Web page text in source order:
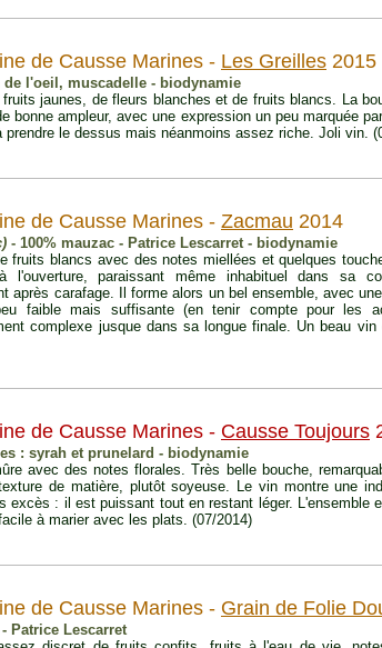
de Causse Marines - Les Greilles 2015
de l'oeil, muscadelle - biodynamie
jaunes, de fleurs blanches et de fruits blancs. La
bonne ampleur, avec une expression un peu marquée
prendre le dessus mais néanmoins assez riche. Joli vin.
de Causse Marines - Zacmau 2014
- 100% mauzac - Patrice Lescarret - biodynamie
fruits blancs avec des notes miellées et quelques
l'ouverture, paraissant même inhabituel dans sa
après carafage. Il forme alors un bel ensemble, avec
faible mais suffisante (en tenir compte pour les
complexe jusque dans sa longue finale. Un beau vin
de Causse Marines - Causse Toujours
: syrah et prunelard - biodynamie
avec des notes florales. Très belle bouche,
de matière, plutôt soyeuse. Le vin montre une
excès : il est puissant tout en restant léger. L'ensemble
à marier avec les plats. (07/2014)
de Causse Marines - Grain de Folie
Patrice Lescarret